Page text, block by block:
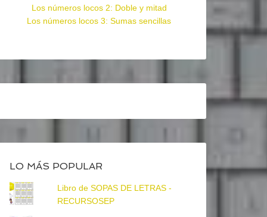
Los números locos 2: Doble y mitad
Los números locos 3: Sumas sencillas
LO MÁS POPULAR
Libro de SOPAS DE LETRAS -
RECURSOSEP